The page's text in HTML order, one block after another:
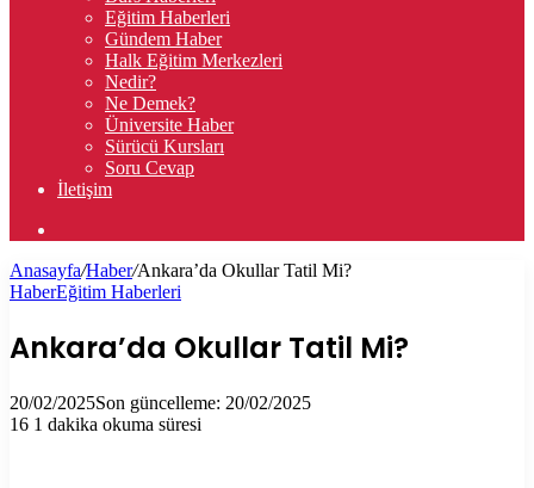
Eğitim Haberleri
Gündem Haber
Halk Eğitim Merkezleri
Nedir?
Ne Demek?
Üniversite Haber
Sürücü Kursları
Soru Cevap
İletişim
...
Anasayfa/Haber/Ankara’da Okullar Tatil Mi?
HaberEğitim Haberleri
Ankara’da Okullar Tatil Mi?
20/02/2025Son güncelleme: 20/02/2025
16 1 dakika okuma süresi